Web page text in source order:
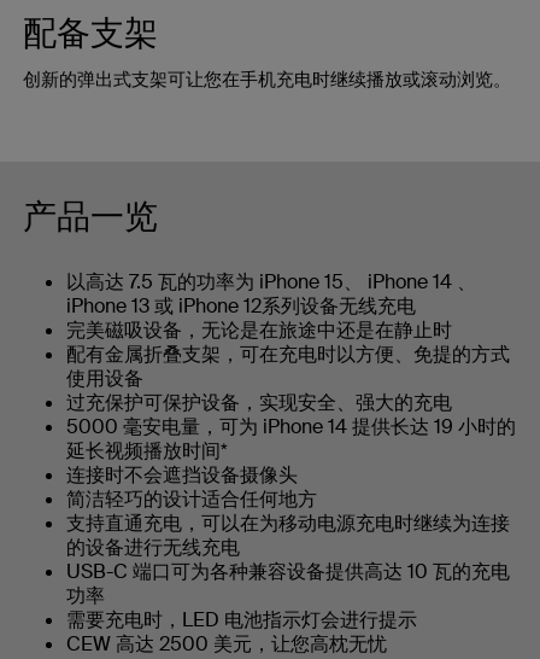
配备支架
创新的弹出式支架可让您在手机充电时继续播放或滚动浏览。
产品一览
以高达 7.5 瓦的功率为 iPhone 15、 iPhone 14 、
iPhone 13 或 iPhone 12系列设备无线充电
完美磁吸设备，无论是在旅途中还是在静止时
配有金属折叠支架，可在充电时以方便、免提的方式
使用设备
过充保护可保护设备，实现安全、强大的充电
5000 毫安电量，可为 iPhone 14 提供长达 19 小时的
延长视频播放时间*
连接时不会遮挡设备摄像头
简洁轻巧的设计适合任何地方
支持直通充电，可以在为移动电源充电时继续为连接
的设备进行无线充电
USB-C 端口可为各种兼容设备提供高达 10 瓦的充电
功率
需要充电时，LED 电池指示灯会进行提示
CEW 高达 2500 美元，让您高枕无忧